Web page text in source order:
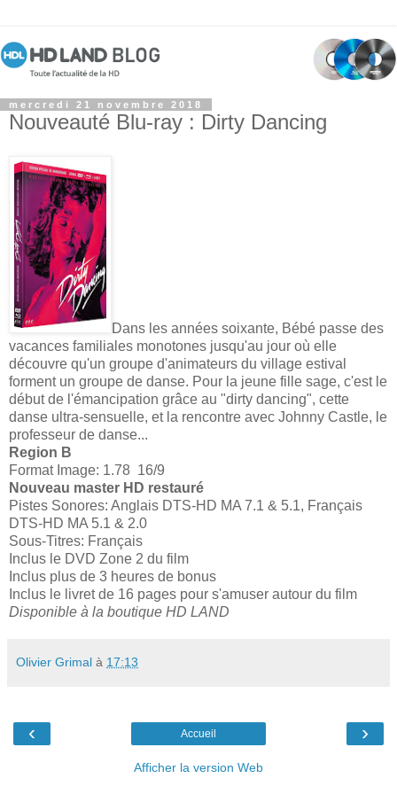
mercredi 21 novembre 2018
Nouveauté Blu-ray : Dirty Dancing
Dans les années soixante, Bébé passe des
vacances familiales monotones jusqu'au jour où elle
découvre qu'un groupe d'animateurs du village estival
forment un groupe de danse. Pour la jeune fille sage, c'est le
début de l'émancipation grâce au "dirty dancing", cette
danse ultra-sensuelle, et la rencontre avec Johnny Castle, le
professeur de danse...
Region B
Format Image: 1.78 16/9
Nouveau master HD restauré
Pistes Sonores: Anglais DTS-HD MA 7.1 & 5.1, Français
DTS-HD MA 5.1 & 2.0
Sous-Titres: Français
Inclus le DVD Zone 2 du film
Inclus plus de 3 heures de bonus
Inclus le livret de 16 pages pour s'amuser autour du film
Disponible à la boutique HD LAND
Olivier Grimal à 17:13
‹ ›
Accueil
Afficher la version Web